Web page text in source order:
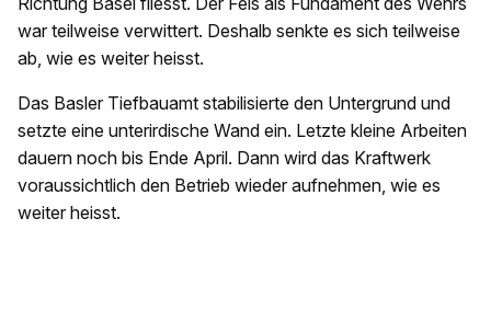
war teilweise verwittert. Deshalb senkte es sich teilweise
ab, wie es weiter heisst.
Das Basler Tiefbauamt stabilisierte den Untergrund und
setzte eine unterirdische Wand ein. Letzte kleine Arbeiten
dauern noch bis Ende April. Dann wird das Kraftwerk
voraussichtlich den Betrieb wieder aufnehmen, wie es
weiter heisst.